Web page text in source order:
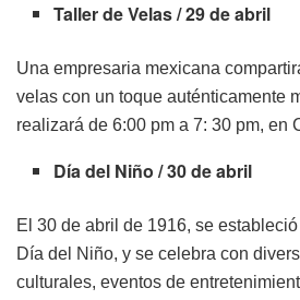
Taller de Velas / 29 de abril
Una empresaria mexicana
velas con un toque auténticamente
realizará de 6:00 pm a 7: 30 pm, en
Día del Niño / 30 de abril
El 30 de abril de 1916, se
Día del Niño, y se celebra con
culturales, eventos de